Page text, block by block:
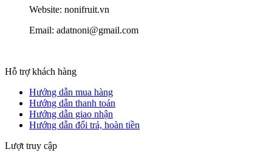
Website: nonifruit.vn
Email: adatnoni@gmail.com
Hỗ trợ khách hàng
Hướng dẫn mua hàng
Hướng dẫn thanh toán
Hướng dẫn giao nhận
Hướng dẫn đổi trả, hoàn tiền
Lượt truy cập